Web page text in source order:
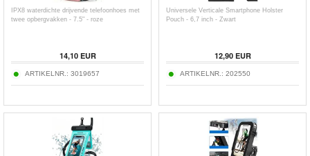
IPX8 waterdichte drijvende telefoonhoes met
twee opbergvakken - 7.5" - roze
14,10EUR
ARTIKELNR.: 3019657
Universele Verticale Smartphone Holster
Pouch - 6,7 inch - Zwart
12,90EUR
ARTIKELNR.: 202550